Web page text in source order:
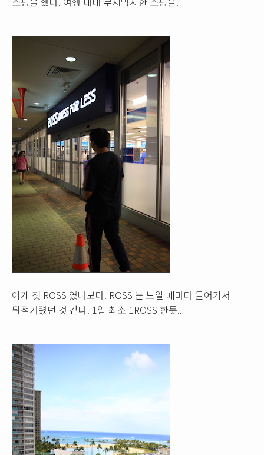
이게 첫 ROSS 였나보다. ROSS 는 보일 때마다 들어가서
뒤적거렸던 것 같다. 1일 최소 1ROSS 한듯..